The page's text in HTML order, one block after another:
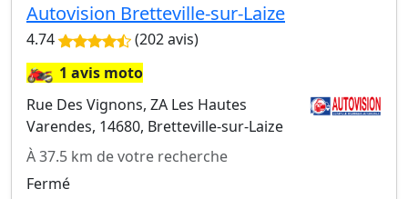
Autovision Bretteville-sur-Laize
4.74 (202 avis)
🏍️1 avis moto
Rue Des Vignons, ZA Les Hautes
Varendes, 14680, Bretteville-sur-Laize
À 37.5 km de votre recherche
Fermé